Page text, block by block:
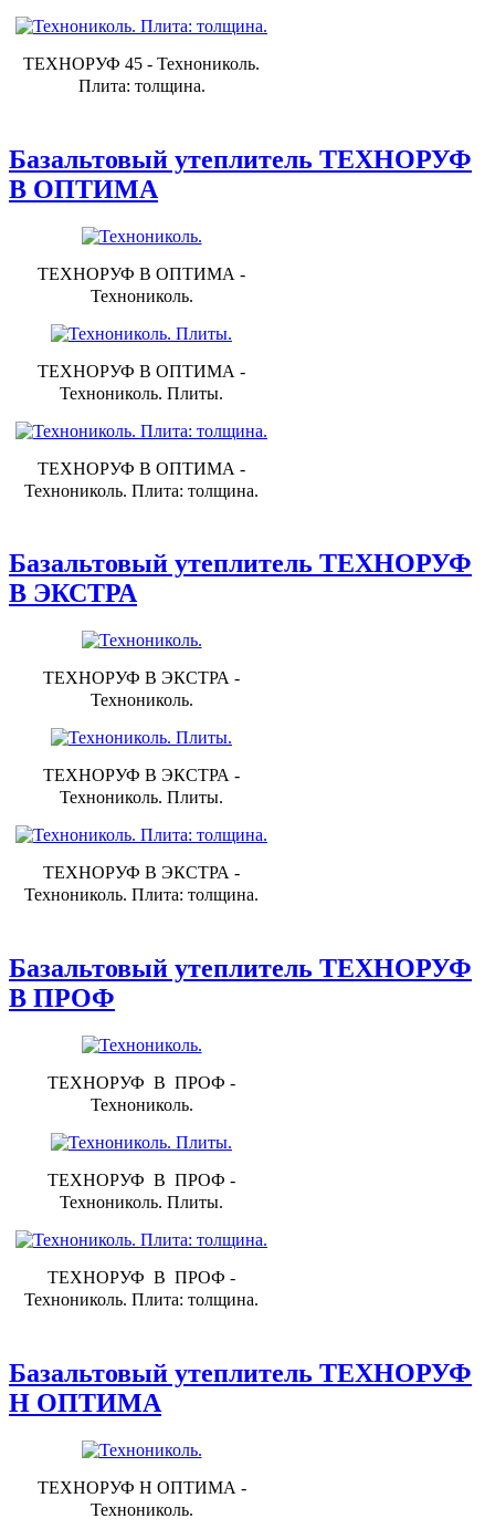
ТЕХНОРУФ 45 - Технониколь.
Плита: толщина.
Базальтовый утеплитель ТЕХНОРУФ
В ОПТИМА
ТЕХНОРУФ В ОПТИМА -
Технониколь.
ТЕХНОРУФ В ОПТИМА -
Технониколь. Плиты.
ТЕХНОРУФ В ОПТИМА -
Технониколь. Плита: толщина.
Базальтовый утеплитель ТЕХНОРУФ
В ЭКСТРА
ТЕХНОРУФ В ЭКСТРА -
Технониколь.
ТЕХНОРУФ В ЭКСТРА -
Технониколь. Плиты.
ТЕХНОРУФ В ЭКСТРА -
Технониколь. Плита: толщина.
Базальтовый утеплитель ТЕХНОРУФ
В ПРОФ
ТЕХНОРУФ В ПРОФ -
Технониколь.
ТЕХНОРУФ В ПРОФ -
Технониколь. Плиты.
ТЕХНОРУФ В ПРОФ -
Технониколь. Плита: толщина.
Базальтовый утеплитель ТЕХНОРУФ
Н ОПТИМА
ТЕХНОРУФ Н ОПТИМА -
Технониколь.